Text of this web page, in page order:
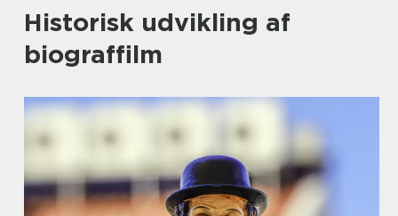
Historisk udvikling af
biograffilm